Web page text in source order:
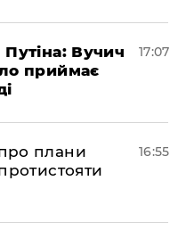
Путіна: Вучич
приймає
17:07
плани
16:55